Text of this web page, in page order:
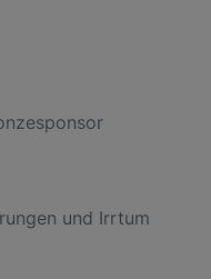
und Irrtum